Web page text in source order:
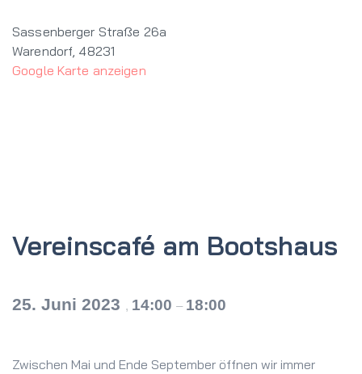
Sassenberger Straße 26a
Warendorf, 48231
Google Karte anzeigen
Vereinscafé am Bootshaus
25. Juni 2023 , 14:00 – 18:00
Zwischen Mai und Ende September öffnen wir immer